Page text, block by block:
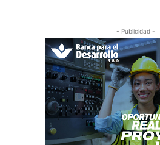
- Publicidad -